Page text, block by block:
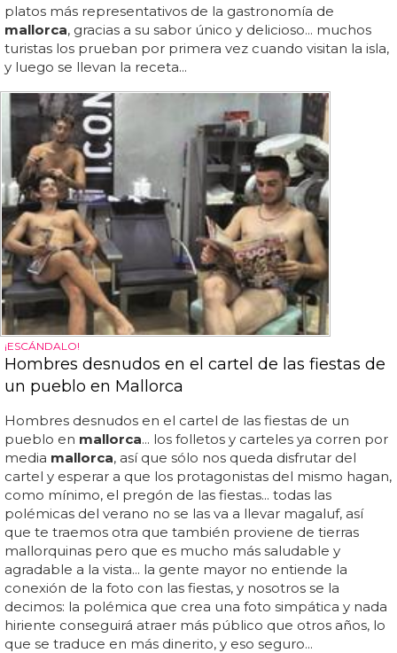
platos más representativos de la gastronomía de
mallorca, gracias a su sabor único y delicioso... muchos
turistas los prueban por primera vez cuando visitan la isla,
y luego se llevan la receta...
¡ESCÁNDALO!
Hombres desnudos en el cartel de las fiestas de
un pueblo en Mallorca
Hombres desnudos en el cartel de las fiestas de un
pueblo en mallorca... los folletos y carteles ya corren por
media mallorca, así que sólo nos queda disfrutar del
cartel y esperar a que los protagonistas del mismo hagan,
como mínimo, el pregón de las fiestas... todas las
polémicas del verano no se las va a llevar magaluf, así
que te traemos otra que también proviene de tierras
mallorquinas pero que es mucho más saludable y
agradable a la vista... la gente mayor no entiende la
conexión de la foto con las fiestas, y nosotros se la
decimos: la polémica que crea una foto simpática y nada
hiriente conseguirá atraer más público que otros años, lo
que se traduce en más dinerito, y eso seguro...